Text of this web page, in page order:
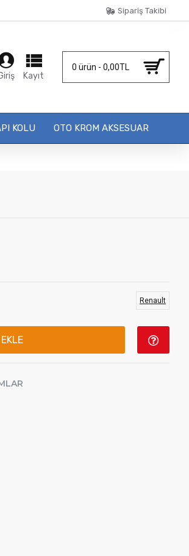
Sipariş Takibi
Kayıt
0 ürün - 0,00TL
KOLU OTO KROM AKSESUAR
Renault